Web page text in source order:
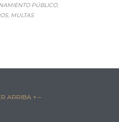
PÚBLICO,
, MULTAS
ARRIBA ↑ –